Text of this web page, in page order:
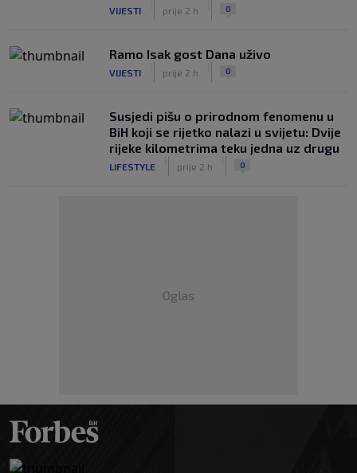
VIJESTI prije 2 h 0
Ramo Isak gost Dana uživo
VIJESTI prije 2 h 0
Susjedi pišu o prirodnom fenomenu u
BiH koji se rijetko nalazi u svijetu: Dvije
rijeke kilometrima teku jedna uz drugu
LIFESTYLE prije 2 h 0
Oglas